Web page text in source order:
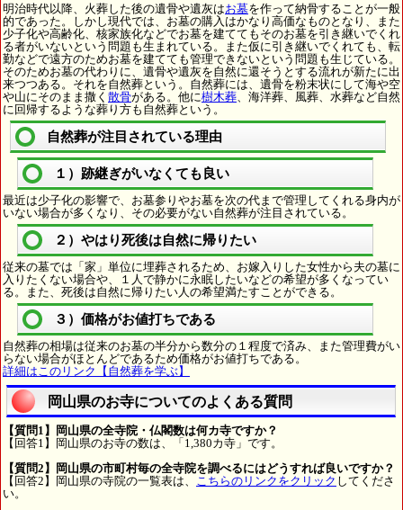
明治時代以降、火葬した後の遺骨や遺灰はお墓を作って納骨することが一般
的であった。しかし現代では、お墓の購入はかなり高価なものとなり、また
少子化や高齢化、核家族化などでお墓を建ててもそのお墓を引き継いでくれ
る者がいないという問題も生まれている。また仮に引き継いでくれても、転
勤などで遠方のためお墓を建てても管理できないという問題も生じている。
そのためお墓の代わりに、遺骨や遺灰を自然に還そうとする流れが新たに出
来つつある。それを自然葬という。自然葬には、遺骨を粉末状にして海や空
や山にそのまま撒く 散骨がある。他に樹木葬 、海洋葬、風葬、水葬など自然
に回帰するような葬り方も自然葬という。
自然葬が注目されている理由
１）跡継ぎがいなくても良い
最近は少子化の影響で、お墓参りやお墓を次の代まで管理してくれる身内が
いない場合が多くなり、その必要がない自然葬が注目されている。
２）やはり死後は自然に帰りたい
従来の墓では「家」単位に埋葬されるため、お嫁入りした女性から夫の墓に
入りたくない場合や、１人で静かに永眠したいなどの希望が多くなってい
る。また、死後は自然に帰りたい人の希望満たすことができる。
３）価格がお値打ちである
自然葬の相場は従来のお墓の半分から数分の１程度で済み、また管理費がい
らない場合がほとんどであるため価格がお値打ちである。
詳細はこのリンク【自然葬を学ぶ】
岡山県のお寺についてのよくある質問
【質問1】岡山県の全寺院・仏閣数は何カ寺ですか？
【回答1】岡山県のお寺の数は、「1,380カ寺」です。
【質問2】岡山県の市町村毎の全寺院を調べるにはどうすれば良いですか？
【回答2】岡山県の寺院の一覧表は、
こちらのリンクをクリック してくださ
い。